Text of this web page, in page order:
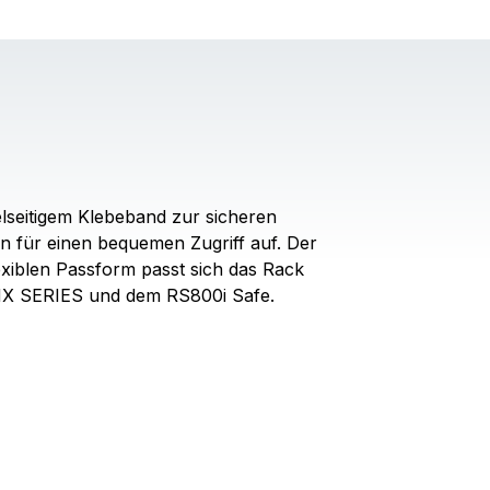
Klebeband zur sicheren
für einen bequemen Zugriff auf. Der
Passform passt sich das Rack
SERIES und dem RS800i Safe.